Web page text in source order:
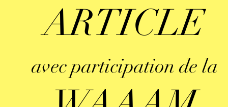
ARTICLE
avec participation de la